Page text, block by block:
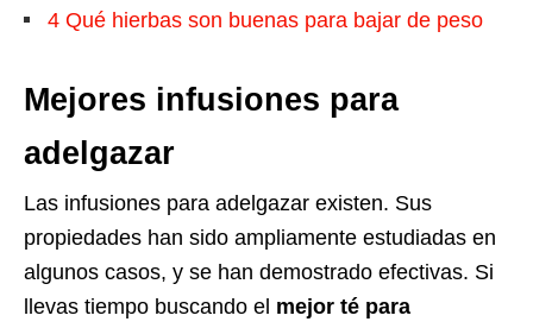
4 Qué hierbas son buenas para bajar de peso
Mejores infusiones para
adelgazar
Las infusiones para adelgazar existen. Sus
propiedades han sido ampliamente estudiadas en
algunos casos, y se han demostrado efectivas. Si
llevas tiempo buscando el mejor té para